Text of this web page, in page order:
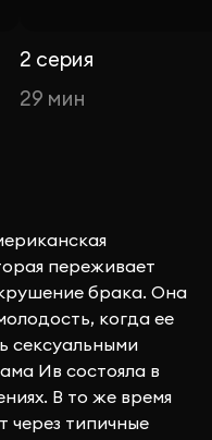
2 серия
29 мин
переживает
брака. Она
когда ее
сексуальными
Ив состояла в
В то же время
через типичные